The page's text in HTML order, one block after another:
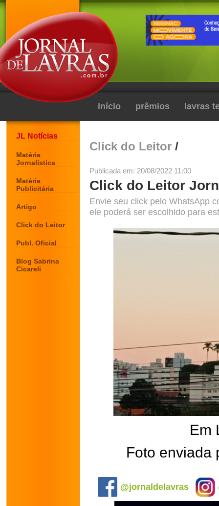
início prêmios lavras
JL Notícias
Matéria
Jornalística
Matéria
Publicitária
Artigo
Click do Leitor
Publ. Oficial
Blog Sabrina
Cicareli
Click do Leitor /
Publicada em: 20/08/2022 11:00
Click do Leitor
Envie seu click pelo WhatsApp
ele poderá ser escolhido para
Em
Foto enviada
@jornaldelavras